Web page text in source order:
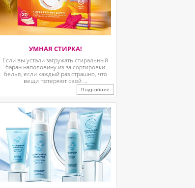
УМНАЯ СТИРКА!
Если вы устали загружать стиральный
баран наполовину из-за сортировки
белья, если каждый раз страшно, что
вещи потеряют свой ...
Подробнее